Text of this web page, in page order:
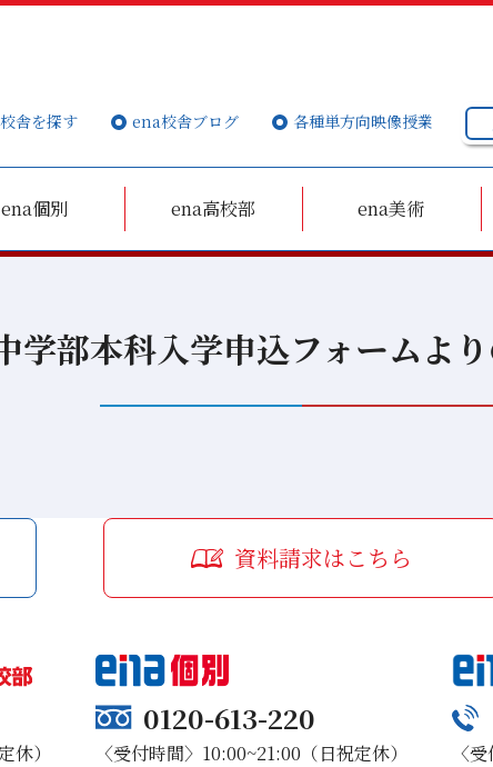
校舎を探す ena校舎ブログ 各種単方向映像授業
ena個別 ena高校部 ena美術
部本科入学申込フォームより
資料請求はこちら
休）
0120-613-220
〈受付時間〉10:00~21:00（日祝定休） 〈